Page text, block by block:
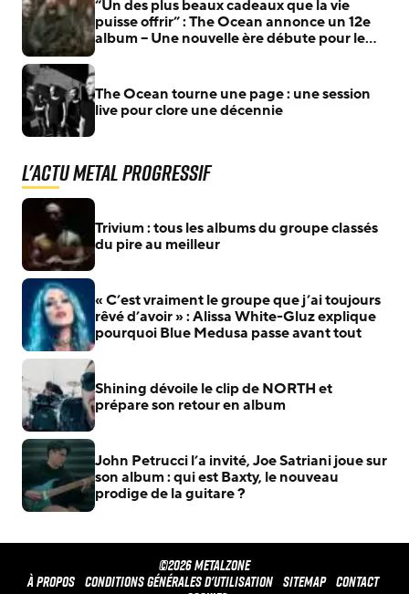
“Un des plus beaux cadeaux que la vie
puisse offrir” : The Ocean annonce un 12e
album – Une nouvelle ère débute pour le
The Ocean tourne une page : une session
live pour clore une décennie
L'actu Metal Progressif
Trivium : tous les albums du groupe classés
du pire au meilleur
« C’est vraiment le groupe que j’ai toujours
rêvé d’avoir » : Alissa White-Gluz explique
pourquoi Blue Medusa passe avant tout
Shining dévoile le clip de NORTH et
prépare son retour en album
John Petrucci l’a invité, Joe Satriani joue sur
son album : qui est Baxty, le nouveau
prodige de la guitare ?
©2026 METALZONE
À propos Conditions générales d'utilisation Sitemap Contact